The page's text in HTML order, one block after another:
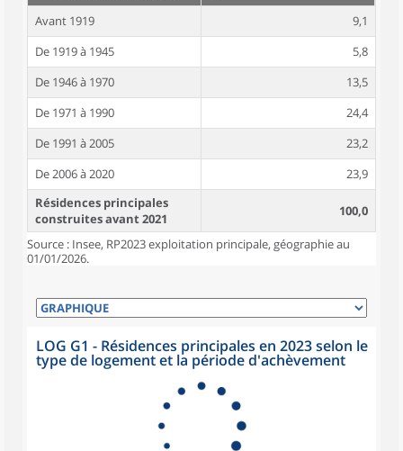
Avant 1919
9,1
De 1919 à 1945
5,8
De 1946 à 1970
13,5
De 1971 à 1990
24,4
De 1991 à 2005
23,2
De 2006 à 2020
23,9
Résidences principales
construites avant 2021
100,0
Source : Insee, RP2023 exploitation principale, géographie au
01/01/2026.
LOG G1 - Résidences principales en 2023 selon le
type de logement et la période d'achèvement